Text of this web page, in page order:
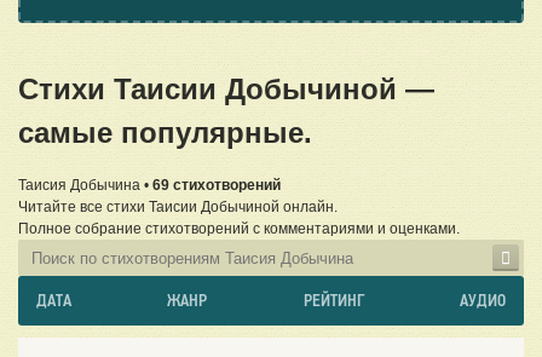
Стихи Таисии Добычиной —
самые популярные.
Таисия Добычина • 69 стихотворений
Читайте все стихи Таисии Добычиной онлайн.
Полное собрание стихотворений с комментариями и оценками.
ДАТА ЖАНР РЕЙТИНГ АУДИО